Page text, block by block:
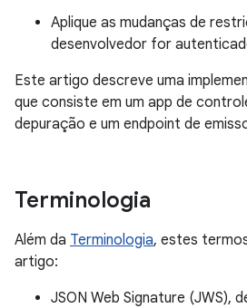
Aplique as mudanças de
desenvolvedor for
Este artigo descreve uma
que consiste em um app de
depuração e um endpoint de
Terminologia
Além da Terminologia, estes
artigo:
JSON Web Signature (JWS),